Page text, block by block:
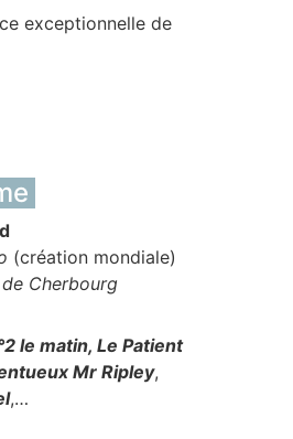
exceptionnelle de
(création mondiale)
Cherbourg
le matin, Le Patient
Mr Ripley,
,…